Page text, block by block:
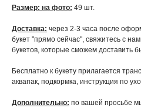
Размер: на фото: 49 шт.
Доставка: через 2-3 часа после
букет "прямо сейчас", свяжитесь с
букетов, которые сможем доставить
Бесплатно к букету прилагается
аквапак, подкормка, инструкция по
Дополнительно: по вашей просьбе